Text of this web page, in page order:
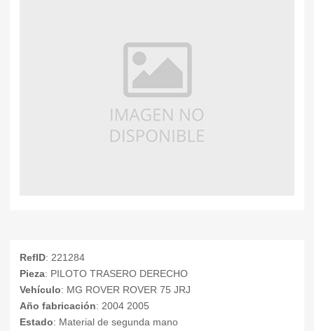
RefID: 221284
Pieza: PILOTO TRASERO DERECHO
Vehículo: MG ROVER ROVER 75 JRJ
Año fabricación: 2004 2005
Estado: Material de segunda mano